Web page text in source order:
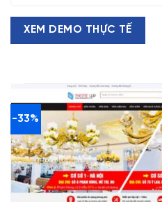
XEM DEMO THỰC TẾ
-33%